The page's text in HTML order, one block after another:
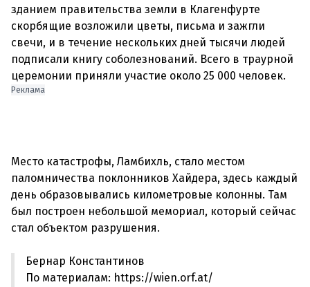
зданием правительства земли в Клагенфурте
скорбящие возложили цветы, письма и зажгли
свечи, и в течение нескольких дней тысячи людей
подписали книгу соболезнований. Всего в траурной
Реклама
Место катастрофы, Ламбихль, стало местом
паломничества поклонников Хайдера, здесь каждый
день образовывались километровые колонны. Там
был построен небольшой мемориал, который сейчас
Бернар Константинов
По материалам: https://wien.orf.at/